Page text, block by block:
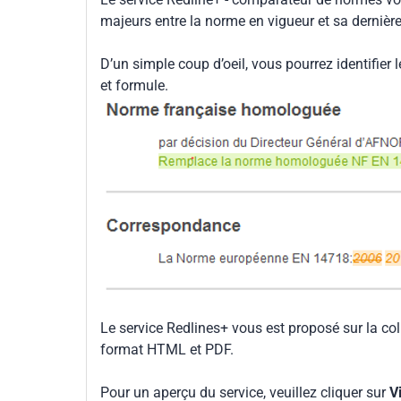
majeurs entre la norme en vigueur et sa
D’un simple coup d’oeil, vous pourrez
et formule.
Le service Redlines+ vous est proposé sur la
format HTML et PDF.
Pour un aperçu du service, veuillez cliquer sur